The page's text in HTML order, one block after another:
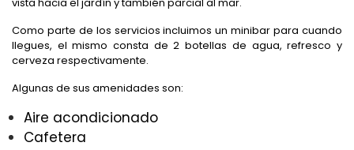
Como parte de los servicios incluimos un minibar para cuando
llegues, el mismo consta de 2 botellas de agua, refresco y
cerveza respectivamente.
Algunas de sus amenidades son:
Aire acondicionado
Cafetera